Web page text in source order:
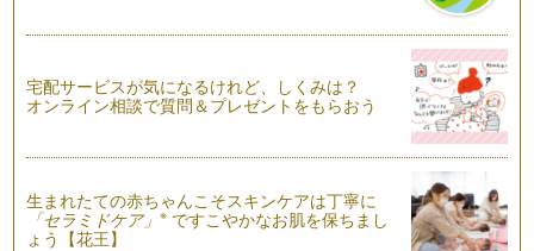
宅配サービスが気になるけれど、しくみは？
オンライン相談で質問＆プレゼントをもらおう
生まれたての赤ちゃんこそスキンケアは丁寧に
「セラミドケア」※ ですこやかなお肌を保ちまし
ょう【花王】